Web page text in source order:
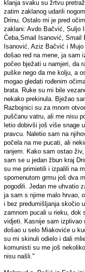
klanja svaku su žrtvu
zatim zaklanog udarili
Drinu. Ostalo mi je pred
zaklani: Avdo Bačvić, Suljo
Ćeba,Smail Isanović, Smail
Isanović, Aziz Bačvić i
došao red na mene, ja sam
počeo bježati u namjeri, da
puške nego da me kolju, a
mogao gledati rođenim
brata. Ruke su mi bile
nekako prekinula. Bježao
Razbojnici su za mnom
puščanu vatru, ali me nisu
letio dobivši još više snage
pravcu. Naletio sam na
počela na me pucati, ali
ranjem. Kako sam ostao
sam se u jedan žbun kraj
su me primietili i izpalili na
spomenutom grmu još dva
pogodili. Jedan me uhvatio
ja sam s njime malo hrvao,
i bez predumišljanja skočio
zamnom pucali u rieku, dok
vidjeti. Kasnije sam izplivao
došao u selo Miakoviće u
su mi skinuli odielo i dali
komunisti su me još
nisu našli."